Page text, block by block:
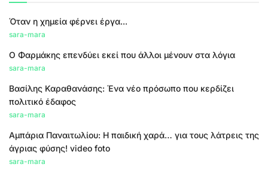
Όταν η χημεία φέρνει έργα...
sara-mara
Ο Φαρμάκης επενδύει εκεί που άλλοι μένουν στα λόγια
sara-mara
Βασίλης Καραθανάσης: Ένα νέο πρόσωπο που κερδίζει
πολιτικό έδαφος
sara-mara
Αμπάρια Παναιτωλίου: Η παιδική χαρά… για τους λάτρεις της
άγριας φύσης! video foto
sara-mara